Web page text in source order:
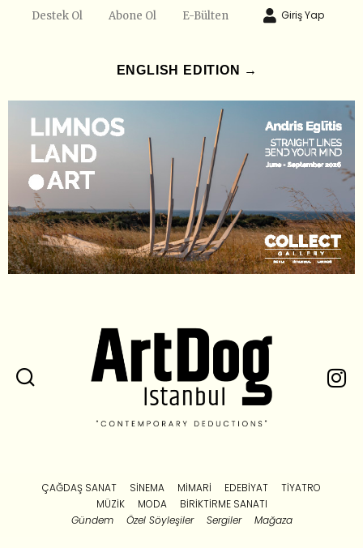
Destek Ol Abone Ol E-Bülten Giriş Yap
ENGLISH EDITION →
ÇAĞDAŞ SANAT SINEMA MIMARI EDEBIYAT
TIYATRO
MÜZIK
MODA
BIRIKTIRME SANATI
Gündem
Özel Söyleşiler Sergiler Mağaza